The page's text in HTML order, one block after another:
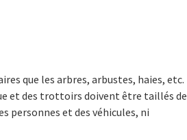
que les arbres, arbustes, haies, etc.
et des trottoirs doivent être taillés de
personnes et des véhicules, ni